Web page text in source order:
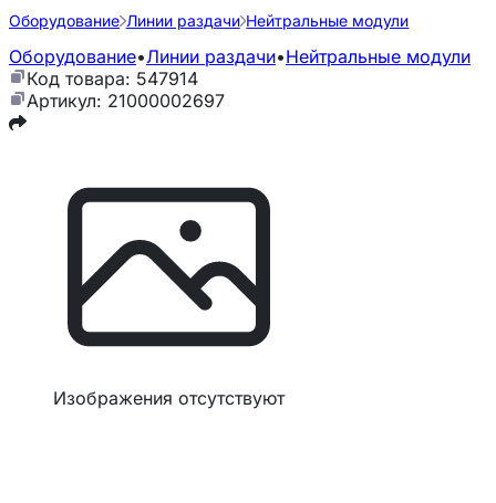
Оборудование Линии раздачи Нейтральные модули
Оборудование•Линии раздачи•Нейтральные модули
Код товара: 547914
Артикул: 21000002697
Изображения отсутствуют